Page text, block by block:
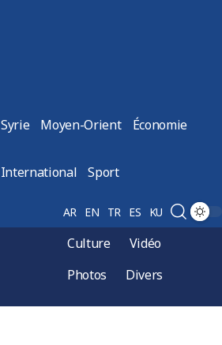
Syrie Moyen-Orient Économie
International Sport
AR EN TR ES KU
Culture
Vidéo
Photos
Divers